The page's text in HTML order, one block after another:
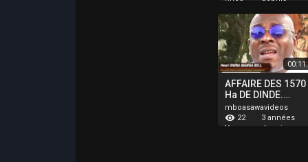
AFFAIRE DES 1570
Ha DE DINDE.
MESSAGE DE HENRI
DINNA, MEMBRE DU
COLLECTIF
mboasawavideos
22
Vues
3 années
depuis